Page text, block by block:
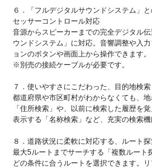
６．「フルデジタルサウンドシステム」
セッサーコントロール対応
音源からスピーカーまでの完全デジタル
ウンドシステム」に対応。音響調整や入
ョンのボタンや画面上から操作できます。
※別売の接続ケーブルが必要です。
７．使いやすさにこだわった、目的地検索
都道府県や市区町村がわからなくても、
「住所検索」や、以前に検索した履歴を
表示する「名称検索」など、充実の検索機
８．道路状況に柔軟に対応する、ルート
最大5ルートまでサーチする「複数ルート
どの条件に合うルートを選択できます。